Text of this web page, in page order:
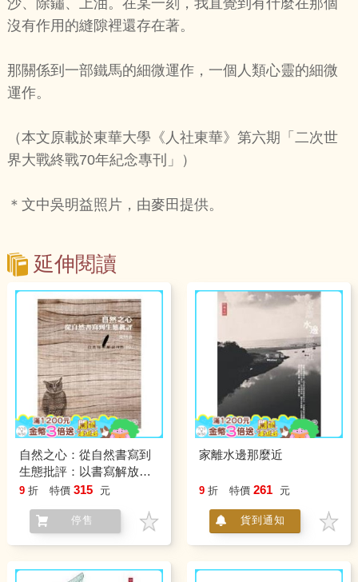
沙、除鏽、上油。在某一刻，我直覺到有什麼在那個
沒有作用的縫隙裡還存在著。
那關係到一部鐵馬的細微運作，一個人類心靈的細微
運作。
（本文原載於東華大學《人社東華》第六期「二次世
界大戰終戰70年紀念專刊」）
＊文中吳明益照片，由麥田提供。
延伸閱讀
自然之心：從自然書寫到
生態批評：以書寫解放自
然 BOOK 3
9 折 特價 315 元
停售
家離水邊那麼近
9 折 特價 261 元
貨到通知